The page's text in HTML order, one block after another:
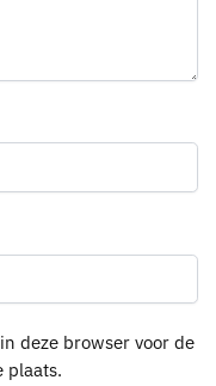
deze browser voor de
plaats.